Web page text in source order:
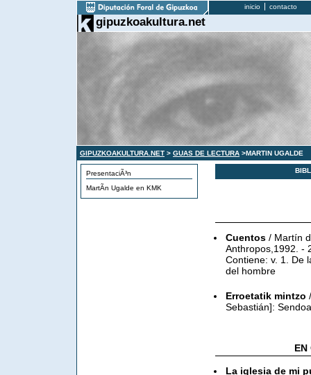
inicio contacto
gipuzkoakultura.net
GIPUZKOAKULTURA.NET > GUAS DE LECTURA >MARTIN UGALDE
PresentaciÃ³n
MartÃ­n Ugalde en KMK
Cuentos / Martín
Anthropos,1992. -
Contiene: v. 1. De
del hombre
Erroetatik mintzo
Sebastián]:
EN
La iglesia de mi